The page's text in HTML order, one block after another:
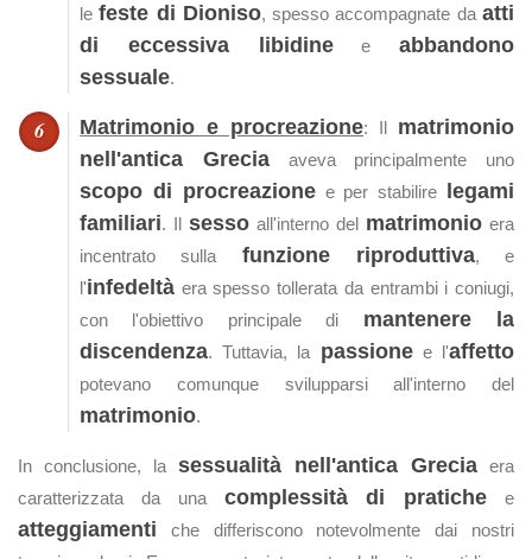
lefeste di Dioniso, spesso accompagnate daatti
di eccessiva libidinee abbandono
sessuale.
Matrimonio e procreazione: Il matrimonio
nell'antica Greciaaveva principalmente uno
scopo di procreazionee per stabilire
legami
familiari. Il sesso all'interno del matrimonio era
incentrato sulla funzione riproduttiva, e
l'infedeltà era spesso tollerata da entrambi i coniugi,
con l'obiettivo principale di mantenere la
discendenza. Tuttavia, la passionee l'affetto
potevano comunque svilupparsi all'interno del
matrimonio.
In conclusione, la sessualità nell'antica Grecia era
caratterizzata da una complessità di pratiche e
atteggiamenti che differiscono notevolmente dai nostri